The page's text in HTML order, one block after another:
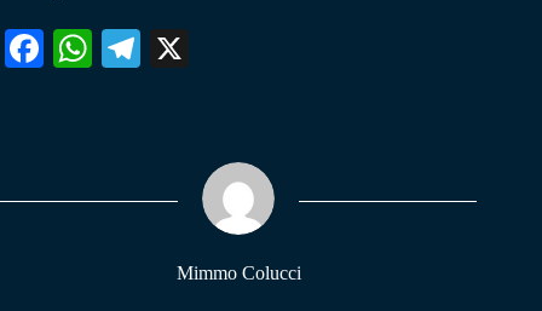
Fa W
pp
Te
m
Mimmo Colucci